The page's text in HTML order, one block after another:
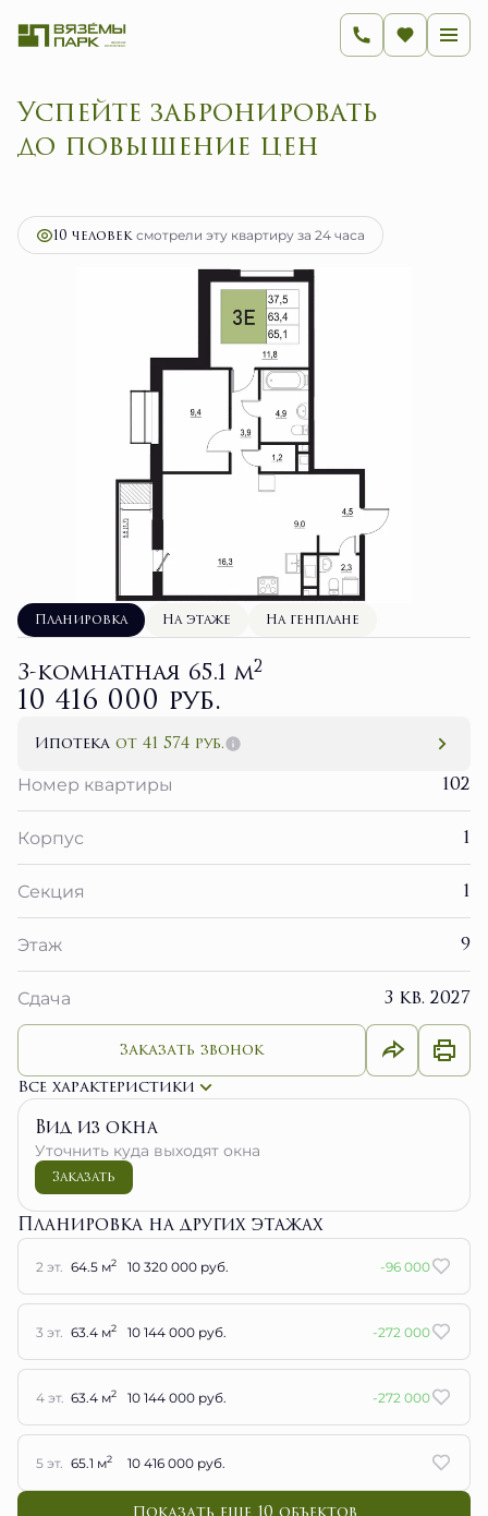
Успейте забронировать
до пов
3-комнатная65.1 м2
10 человексмотрели эту квартиру за 24 часа
Планировка На этаже На генплане
3-комнатная 65.1 м2
10 416 000 руб.
Ипотека от 41 574 руб.
Номер квартиры
102
Корпус 1
Секция 1
Этаж 9
Сдача 3 кв. 2027
Заказать звонок
Все характеристики
Вид из окна
Уточнить куда выходят окна
Заказать
Планировка на других этажах
2 эт. 64.5 м2 10 320 000 руб. -96 000
3 эт. 63.4 м2 10 144 000 руб. -272 000
4 эт. 63.4 м2 10 144 000 руб. -272 000
5 эт. 65.1 м2 10 416 000 руб.